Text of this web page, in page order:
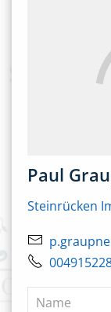
Paul
Steinrücken